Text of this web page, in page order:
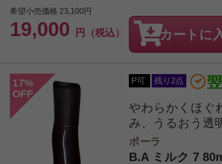
希望小売価格 23,100円
19,000 円（税込） カートに
17%
OFF
P可 残り2点
やわらかくほぐ
み、うるおう透
ポーラ
B.A ミルク 7